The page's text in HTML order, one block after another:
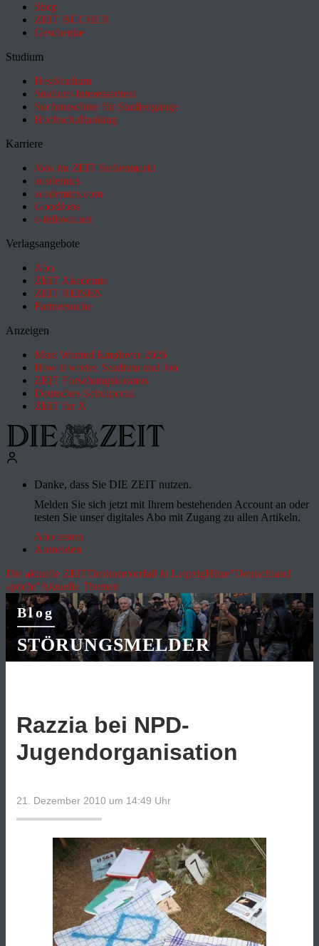
Shop
ZEIT BÜCHER
Geschenke
Studium
HeyStudium
Studium-Interessentest
Suchmaschine für Studiengänge
Hochschulranking
Karriere
Jobs im ZEIT Stellenmarkt
academics
academics.com
GoodJobs
e-fellows.net
Verlagsangebote
Abo
ZEIT Akademie
ZEIT REISEN
Partnersuche
Anzeigen
Most Wanted Employer 2026
How it works: Studium und Job
ZEIT Forschungskosmos
Deutsches Schulportal
ZEIT für X
Danke, dass Sie DIE ZEIT nutzen.
Melden Sie sich jetzt mit Ihrem bestehenden Account an oder
testen Sie unser digitales Abo mit Zugang zu allen Artikeln.
Abo testen
Anmelden
Die aktuelle ZEITDrohnenvorfall in LeipzigHitze"Deutschland
spricht"Aktuelle Themen
Blog
STÖRUNGSMELDER
Razzia bei NPD-
Jugendorganisation
21. Dezember 2010 um 14:49 Uhr